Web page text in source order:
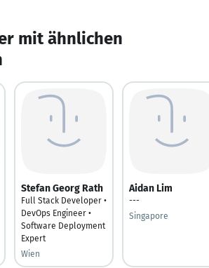
mit ähnlichen
Stefan Georg Rath
Full Stack Developer •
DevOps Engineer •
Software Deployment
Expert
Wien
Aidan Lim
---
Singapore